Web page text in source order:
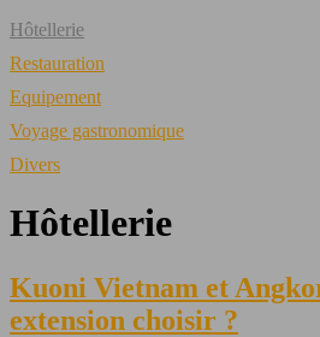
Hôtellerie
Restauration
Equipement
Voyage gastronomique
Divers
Hôtellerie
Kuoni Vietnam et
extension choisir ?